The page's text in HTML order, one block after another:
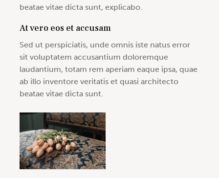
beatae vitae dicta sunt, explicabo.
At vero eos et accusam
Sed ut perspiciatis, unde omnis iste natus error
sit voluptatem accusantium doloremque
laudantium, totam rem aperiam eaque ipsa, quae
ab illo inventore veritatis et quasi architecto
beatae vitae dicta sunt.